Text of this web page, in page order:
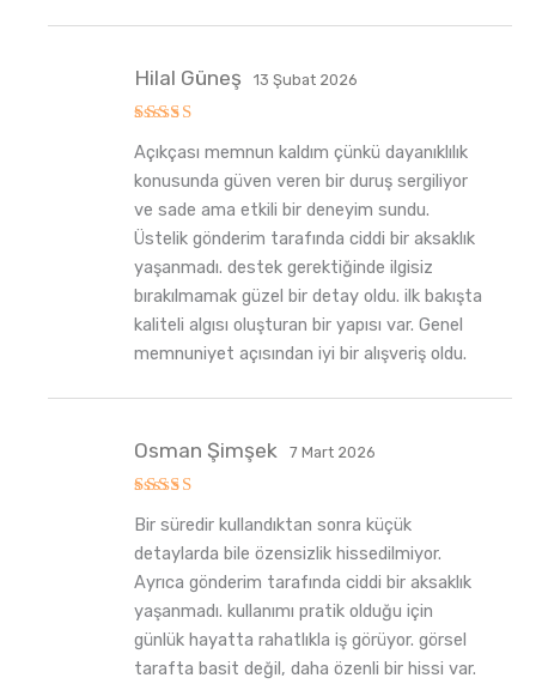
üzerinden
5
oy aldı
Hilal Güneş 13 Şubat 2026
Açıkçası memnun kaldım çünkü dayanıklılık
konusunda güven veren bir duruş sergiliyor
ve sade ama etkili bir deneyim sundu.
Üstelik gönderim tarafında ciddi bir aksaklık
yaşanmadı. destek gerektiğinde ilgisiz
bırakılmamak güzel bir detay oldu. ilk bakışta
kaliteli algısı oluşturan bir yapısı var. Genel
memnuniyet açısından iyi bir alışveriş oldu.
üzerinden
5
oy aldı
Osman Şimşek 7 Mart 2026
Bir süredir kullandıktan sonra küçük
detaylarda bile özensizlik hissedilmiyor.
Ayrıca gönderim tarafında ciddi bir aksaklık
yaşanmadı. kullanımı pratik olduğu için
günlük hayatta rahatlıkla iş görüyor. görsel
tarafta basit değil, daha özenli bir hissi var.